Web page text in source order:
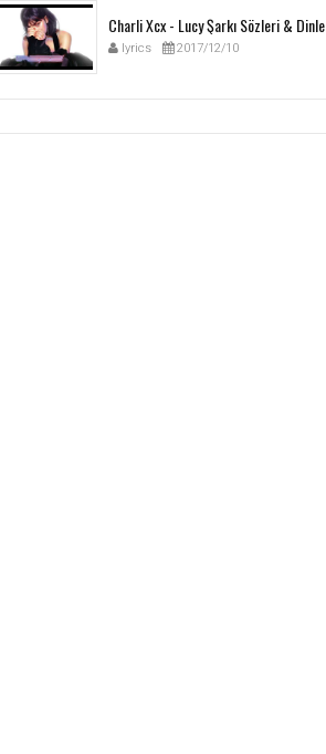
Charli Xcx - Lucy Şarkı Sözleri & Dinle
lyrics 2017/12/10